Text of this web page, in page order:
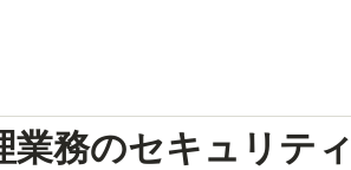
業務のセキュリテ